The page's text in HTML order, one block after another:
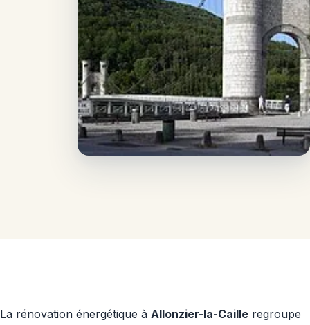
La rénovation énergétique à Allonzier-la-Caille regroupe